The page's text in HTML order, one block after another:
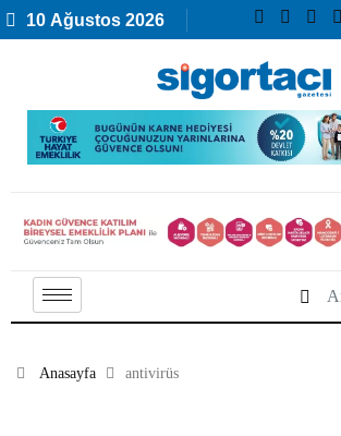
10 Ağustos 2026
Anasayfa antivirüs